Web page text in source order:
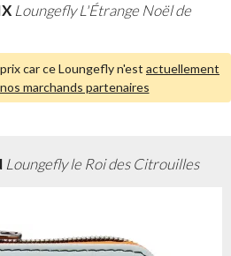
Loungefly L'Étrange Noël de
car ce Loungefly n'est actuellement
marchands partenaires
Loungefly le Roi des Citrouilles